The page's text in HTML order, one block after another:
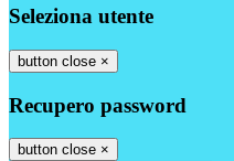
Seleziona utente
button close ×
Recupero password
button close ×